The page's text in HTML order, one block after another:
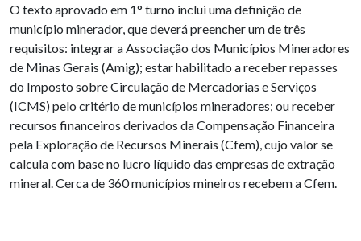
O texto aprovado em 1° turno inclui uma definição de
município minerador, que deverá preencher um de três
requisitos: integrar a Associação dos Municípios Mineradores
de Minas Gerais (Amig); estar habilitado a receber repasses
do Imposto sobre Circulação de Mercadorias e Serviços
(ICMS) pelo critério de municípios mineradores; ou receber
recursos financeiros derivados da Compensação Financeira
pela Exploração de Recursos Minerais (Cfem), cujo valor se
calcula com base no lucro líquido das empresas de extração
mineral. Cerca de 360 municípios mineiros recebem a Cfem.